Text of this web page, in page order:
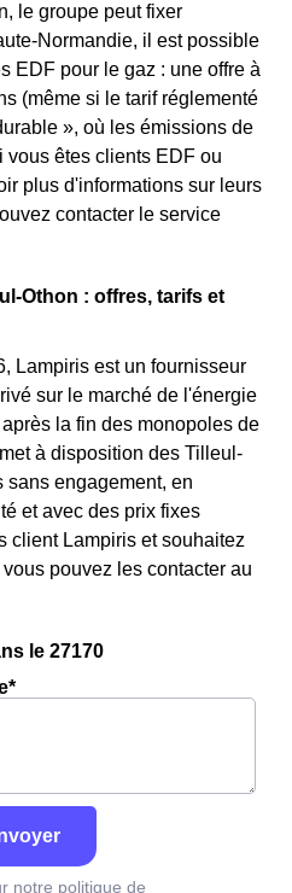
le groupe peut fixer
Normandie, il est possible
EDF pour le gaz : une offre à
(même si le tarif réglementé
», où les émissions de
vous êtes clients EDF ou
plus d'informations sur leurs
contacter le service
Othon : offres, tarifs et
Lampiris est un fournisseur
sur le marché de l'énergie
la fin des monopoles de
à disposition des Tilleul-
sans engagement, en
et avec des prix fixes
client Lampiris et souhaitez
pouvez les contacter au
le 27170
notre politique de